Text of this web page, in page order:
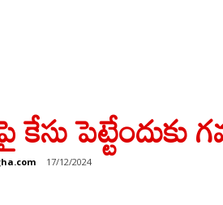
పెట్టేందుకు
17/12/2024